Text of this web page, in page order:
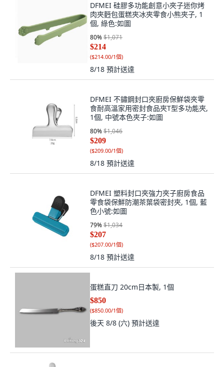
DFMEI 硅膠多功能創意小夾子迷你烤
肉夾麪包蛋糕夾冰夾零食小熊夾子, 1
個, 綠色:如圖
80%$1,071
$214
($214.00/1個)
8/18 預計送達
DFMEI 不鏽鋼封口夾廚房保鮮袋夾零
食耐高溫家用密封食品夾T型多功能夾,
1個, 中號本色夾子:如圖
80%$1,046
$209
($209.00/1個)
8/18 預計送達
DFMEI 塑料封口夾強力夾子廚房食品
零食袋保鮮防潮茶葉袋密封夾, 1個, 藍
色小號:如圖
79%$1,034
$207
($207.00/1個)
8/18 預計送達
蛋糕直刀 20cm日本製, 1個
$850
($850.00/1個)
後天 8/8 (六) 預計送達